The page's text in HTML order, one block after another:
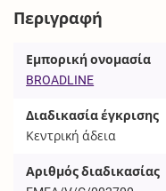
Περιγραφή
Εμπορική ονομασία
BROADLINE
Διαδικασία έγκρισης
Κεντρική άδεια
Αριθμός διαδικασίας